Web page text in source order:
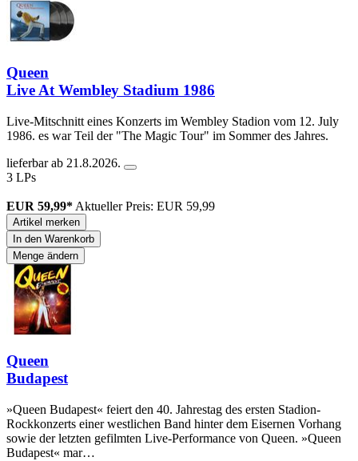
Queen
Live At Wembley Stadium 1986
Live-Mitschnitt eines Konzerts im Wembley Stadion vom 12. July
1986. es war Teil der "The Magic Tour" im Sommer des Jahres.
lieferbar ab 21.8.2026.
3 LPs
EUR 59,99* Aktueller Preis: EUR 59,99
Artikel merken
In den Warenkorb
Menge ändern
Queen
Budapest
»Queen Budapest« feiert den 40. Jahrestag des ersten Stadion-
Rockkonzerts einer westlichen Band hinter dem Eisernen Vorhang
sowie der letzten gefilmten Live-Performance von Queen. »Queen
Budapest« mar…